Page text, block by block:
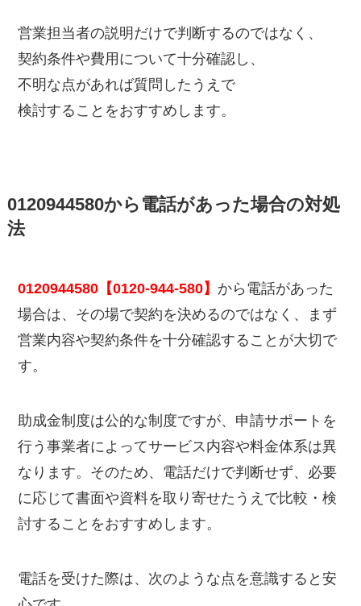
営業担当者の説明だけで判断するのではなく、
契約条件や費用について十分確認し、
不明な点があれば質問したうえで
検討することをおすすめします。
0120944580から電話があった場合の対処
法
0120944580【0120-944-580】 から電話があった
場合は、その場で契約を決めるのではなく、まず
営業内容や契約条件を十分確認することが大切で
す。
助成金制度は公的な制度ですが、申請サポートを
行う事業者によってサービス内容や料金体系は異
なります。そのため、電話だけで判断せず、必要
に応じて書面や資料を取り寄せたうえで比較・検
討することをおすすめします。
電話を受けた際は、次のような点を意識すると安